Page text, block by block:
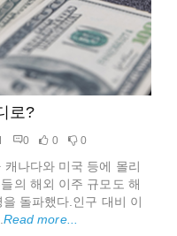
로?
0 0 0
나다와 미국 등에 몰리
의 해외 이주 규모도 해
돌파했다.인구 대비 이
Read more...